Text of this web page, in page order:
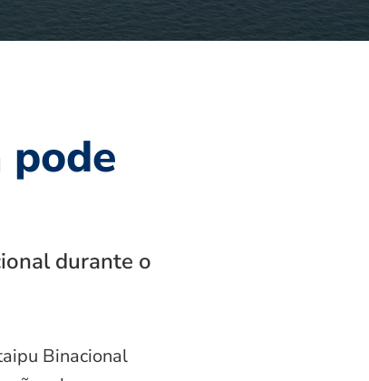
pode
durante o
Binacional